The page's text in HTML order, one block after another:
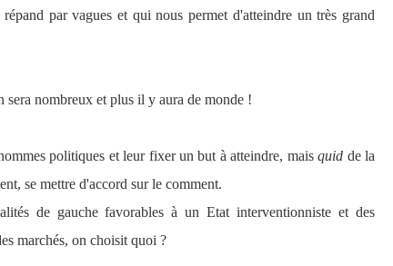
par vagues et qui nous permet d'atteindre un très grand
sera nombreux et plus il y aura de monde !
politiques et leur fixer un but à atteindre, maisquid de la
se mettre d'accord sur le comment.
de gauche favorables à un Etat interventionniste et des
marchés, on choisit quoi ?